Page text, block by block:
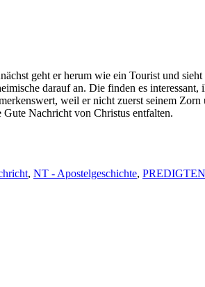
geht er herum wie ein Tourist und
darauf an. Die find­en es
weil er nicht zuerst seinem
Nachricht von Chris­tus entfalten.
, NT - Apostelgeschichte, PREDIGTEN